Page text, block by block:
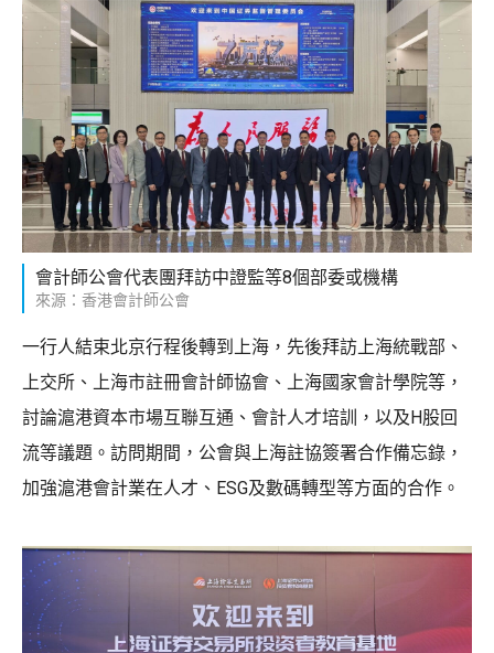
會計師公會代表團拜訪中證監等8個部委或機構
來源：香港會計師公會
一行人結束北京行程後轉到上海，先後拜訪上海統戰部、
上交所、上海市註冊會計師協會、上海國家會計學院等，
討論滬港資本市場互聯互通、會計人才培訓，以及H股回
流等議題。訪問期間，公會與上海註協簽署合作備忘錄，
加強滬港會計業在人才、ESG及數碼轉型等方面的合作。